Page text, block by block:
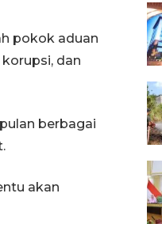
pokok aduan
dan
berbagai
akan